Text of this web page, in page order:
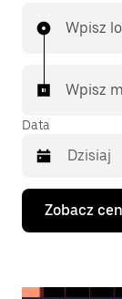
Wpisz
Wpisz
Data
Naciśnij
klawisz
strzałki
Zobacz